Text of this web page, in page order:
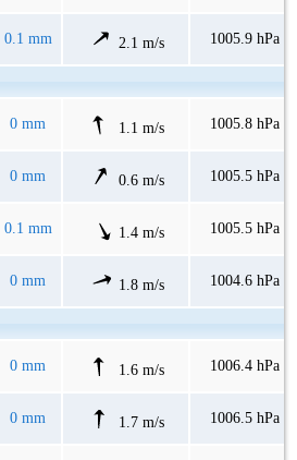
0.1 mm 2.1 m/s 1005.9 hPa
0 mm 1.1 m/s 1005.8 hPa
0 mm 0.6 m/s 1005.5 hPa
0.1 mm 1.4 m/s 1005.5 hPa
0 mm 1.8 m/s 1004.6 hPa
0 mm 1.6 m/s 1006.4 hPa
0 mm 1.7 m/s 1006.5 hPa